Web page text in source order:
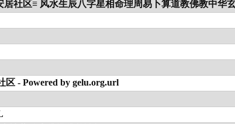
社区≡ 风水生辰八字星相命理周易卜算道教佛教中华
- Powered by gelu.org.url